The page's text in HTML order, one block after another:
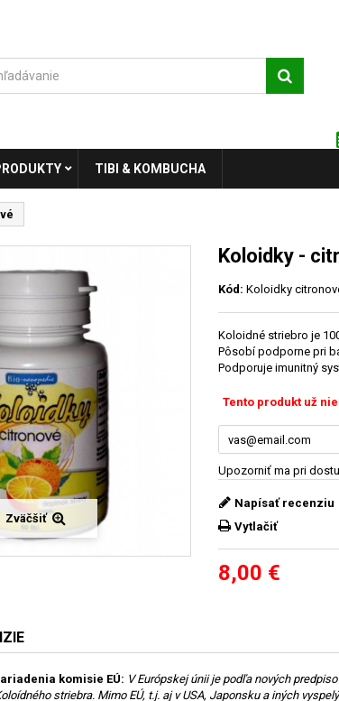
TIBI & KOMBUCHA
Zväčšiť
Koloidky -
Kód: Koloidky
Koloidné striebro je
Pôsobí podporne pri
Podporuje imunitný
Tento produkt už
Upozorniť ma pri
Napísať recenziu
Vytlačiť
8,00 €
komisie EÚ: V Európskej únii je podľa nových
striebra. Mimo EÚ, t.j. aj v USA, Japonsku a iných